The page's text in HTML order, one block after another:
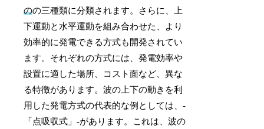
のの三種類に分類されます。さらに、上
下運動と水平運動を組み合わせた、より
効率的に発電できる方式も開発されてい
ます。それぞれの方式には、発電効率や
設置に適した場所、コスト面など、異な
る特徴があります。波の上下の動きを利
用した発電方式の代表的な例としては、-
「点吸収式」-があります。これは、波の